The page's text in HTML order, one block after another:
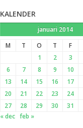
KALENDER
januari 2014
M
T O T F
1
2 3
6
7 8 9 10
13
14 15 16 17
20
21 22 23 24
27
28 29 30
31
« dec feb »